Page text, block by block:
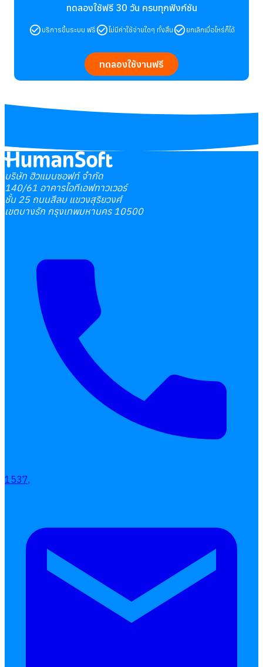
ทดลองใช้ฟรี 30 วัน ครบทุกฟังก์ชัน
บริการขึ้นระบบ ฟรี ไม่มีค่าใช้จ่ายใดๆ ทั้งสิ้น ยกเลิกเมื่อไหร่ก็ได้
ทดลองใช้งานฟรี
บริษัท ฮิวแมนซอฟท์ จำกัด
140/61 อาคารไอทีเอฟทาวเวอร์
ชั้น 25 ถนนสีลม แขวงสุริยวงศ์
เขตบางรัก กรุงเทพมหานคร 10500
1537,